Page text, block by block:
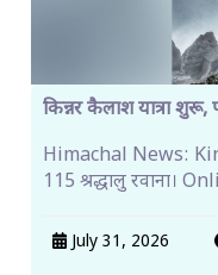
किन्नर कैलाश यात्रा
Himachal News:
115 श्रद्धालु रवाना।
July 31, 2026